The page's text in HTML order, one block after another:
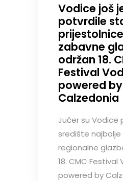
Vodice još
potvrdile
prijestolnice
zabavne
održan 18.
Festival
powered by
Calzedonia
Jučer su Vodice
središte
regionalne
18. CMC Festival
powered by